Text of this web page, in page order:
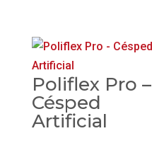
Poliflex Pro –
Césped
Artificial